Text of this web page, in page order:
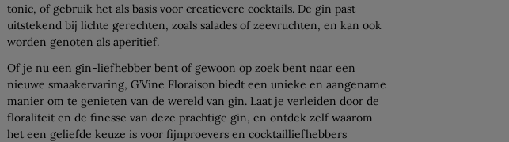
tonic, of gebruik het als basis voor creatievere cocktails. De gin past
uitstekend bij lichte gerechten, zoals salades of zeevruchten, en kan ook
worden genoten als aperitief.
Of je nu een gin-liefhebber bent of gewoon op zoek bent naar een
nieuwe smaakervaring, G’Vine Floraison biedt een unieke en aangename
manier om te genieten van de wereld van gin. Laat je verleiden door de
floraliteit en de finesse van deze prachtige gin, en ontdek zelf waarom
het een geliefde keuze is voor fijnproevers en cocktailliefhebbers